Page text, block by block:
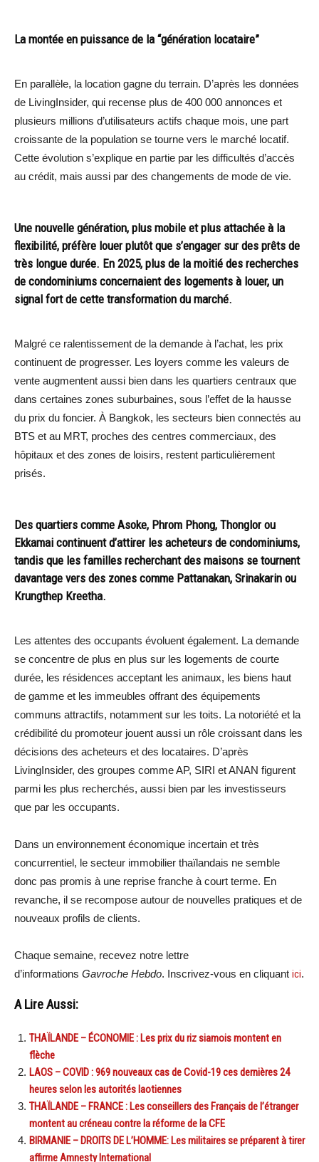
La montée en puissance de la “génération locataire”
En parallèle, la location gagne du terrain. D’après les données
de LivingInsider, qui recense plus de 400 000 annonces et
plusieurs millions d’utilisateurs actifs chaque mois, une part
croissante de la population se tourne vers le marché locatif.
Cette évolution s’explique en partie par les difficultés d’accès
au crédit, mais aussi par des changements de mode de vie.
Une nouvelle génération, plus mobile et plus attachée à la
flexibilité, préfère louer plutôt que s’engager sur des prêts de
très longue durée. En 2025, plus de la moitié des recherches
de condominiums concernaient des logements à louer, un
signal fort de cette transformation du marché.
Malgré ce ralentissement de la demande à l’achat, les prix
continuent de progresser. Les loyers comme les valeurs de
vente augmentent aussi bien dans les quartiers centraux que
dans certaines zones suburbaines, sous l’effet de la hausse
du prix du foncier. À Bangkok, les secteurs bien connectés au
BTS et au MRT, proches des centres commerciaux, des
hôpitaux et des zones de loisirs, restent particulièrement
prisés.
Des quartiers comme Asoke, Phrom Phong, Thonglor ou
Ekkamai continuent d’attirer les acheteurs de condominiums,
tandis que les familles recherchant des maisons se tournent
davantage vers des zones comme Pattanakan, Srinakarin ou
Krungthep Kreetha.
Les attentes des occupants évoluent également. La demande
se concentre de plus en plus sur les logements de courte
durée, les résidences acceptant les animaux, les biens haut
de gamme et les immeubles offrant des équipements
communs attractifs, notamment sur les toits. La notoriété et la
crédibilité du promoteur jouent aussi un rôle croissant dans les
décisions des acheteurs et des locataires. D’après
LivingInsider, des groupes comme AP, SIRI et ANAN figurent
parmi les plus recherchés, aussi bien par les investisseurs
que par les occupants.
Dans un environnement économique incertain et très
concurrentiel, le secteur immobilier thaïlandais ne semble
donc pas promis à une reprise franche à court terme. En
revanche, il se recompose autour de nouvelles pratiques et de
nouveaux profils de clients.
Chaque semaine, recevez notre lettre
d’informations Gavroche Hebdo. Inscrivez-vous en cliquant ici.
A Lire Aussi:
THAÏLANDE – ÉCONOMIE : Les prix du riz siamois montent en
flèche
LAOS – COVID : 969 nouveaux cas de Covid-19 ces dernières 24
heures selon les autorités laotiennes
THAÏLANDE – FRANCE : Les conseillers des Français de l’étranger
montent au créneau contre la réforme de la CFE
BIRMANIE – DROITS DE L’HOMME: Les militaires se préparent à tirer
affirme Amnesty International